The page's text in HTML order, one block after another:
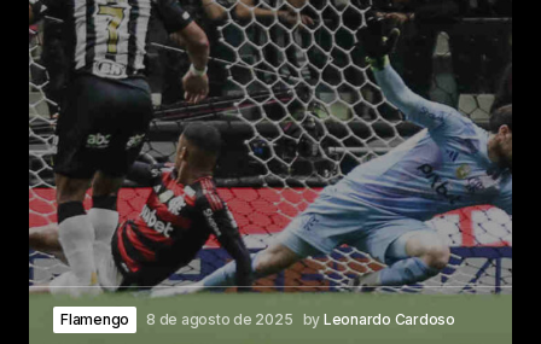
Flamengo 8 de agosto de 2025 by Leonardo Cardoso